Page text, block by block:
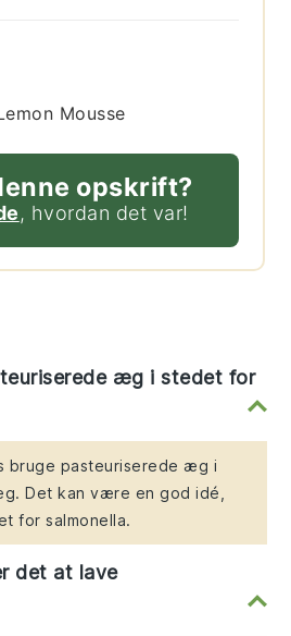
Mousse
opskrift?
, hvordan det var!
æg i stedet for
bruge pasteuriserede æg i
Det kan være en god idé,
for salmonella.
det at lave